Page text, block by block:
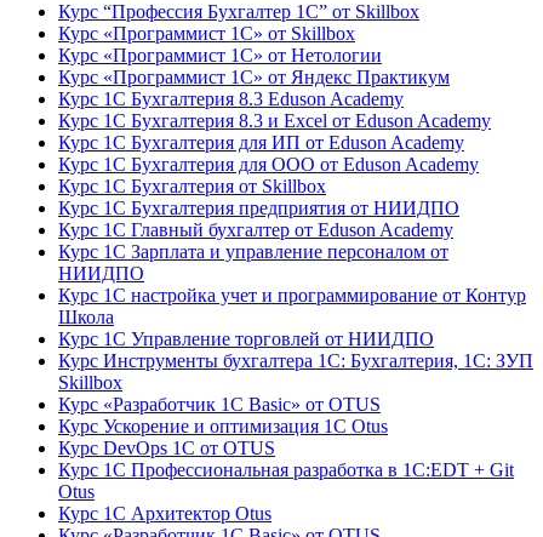
Курс “Профессия Бухгалтер 1С” от Skillbox
Курс «Программист 1С» от Skillbox
Курс «Программист 1С» от Нетологии
Курс «Программист 1С» от Яндекс Практикум
Курс 1С Бухгалтерия 8.3 Eduson Academy
Курс 1С Бухгалтерия 8.3 и Excel от Eduson Academy
Курс 1С Бухгалтерия для ИП от Eduson Academy
Курс 1С Бухгалтерия для ООО от Eduson Academy
Курс 1С Бухгалтерия от Skillbox
Курс 1С Бухгалтерия предприятия от НИИДПО
Курс 1С Главный бухгалтер от Eduson Academy
Курс 1С Зарплата и управление персоналом от
НИИДПО
Курс 1С настройка учет и программирование от Контур
Школа
Курс 1С Управление торговлей от НИИДПО
Курс Инструменты бухгалтера 1С: Бухгалтерия, 1С: ЗУП
Skillbox
Курс «Разработчик 1С Basic» от OTUS
Курс Ускорение и оптимизация 1С Otus
Курс DevOps 1С от OTUS
Курс 1С Профессиональная разработка в 1С:EDT + Git
Otus
Курс 1С Архитектор Otus